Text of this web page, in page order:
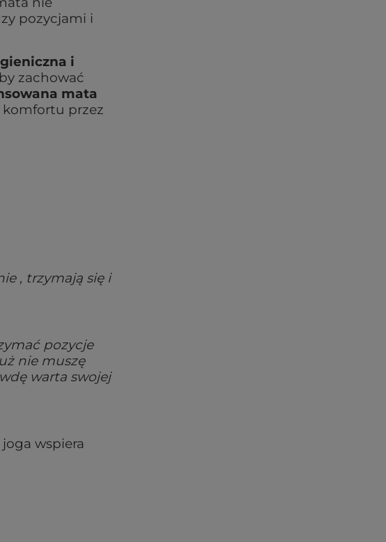
pozycjami i
i
zachować
mata
przez
, trzymają się i
pozycje
nie muszę
warta swojej
wspiera